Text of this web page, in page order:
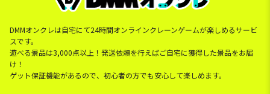
DMMオンクレは自宅にて24時間オンラインクレーンゲームが楽しめるサービ
スです。
遊べる景品は3,000点以上！発送依頼を行えばご自宅に獲得した景品をお届
け！
ゲット保証機能があるので、初心者の方でも安心して楽しめます。